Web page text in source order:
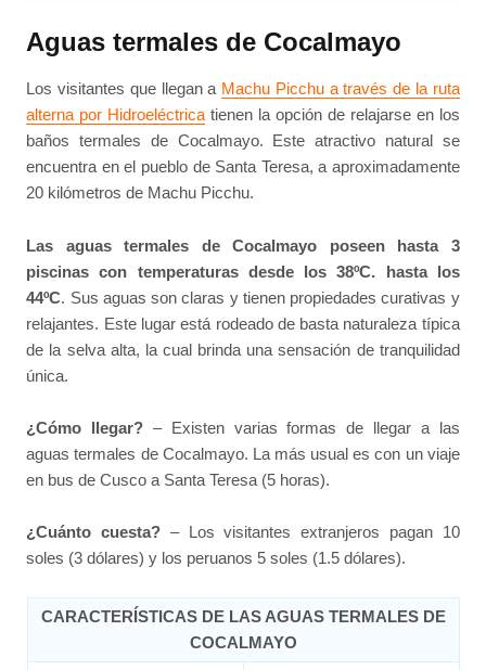
Aguas termales de Cocalmayo
Los visitantes que llegan a Machu Picchu a través de la ruta
alterna por Hidroeléctrica tienen la opción de relajarse en los
baños termales de Cocalmayo. Este atractivo natural se
encuentra en el pueblo de Santa Teresa, a aproximadamente
20 kilómetros de Machu Picchu.
Las aguas termales de Cocalmayo poseen hasta 3
piscinas con temperaturas desde los 38ºC. hasta los
44ºC. Sus aguas son claras y tienen propiedades curativas y
relajantes. Este lugar está rodeado de basta naturaleza típica
de la selva alta, la cual brinda una sensación de tranquilidad
única.
¿Cómo llegar? – Existen varias formas de llegar a las
aguas termales de Cocalmayo. La más usual es con un viaje
en bus de Cusco a Santa Teresa (5 horas).
¿Cuánto cuesta? – Los visitantes extranjeros pagan 10
soles (3 dólares) y los peruanos 5 soles (1.5 dólares).
CARACTERÍSTICAS DE LAS AGUAS TERMALES DE
COCALMAYO